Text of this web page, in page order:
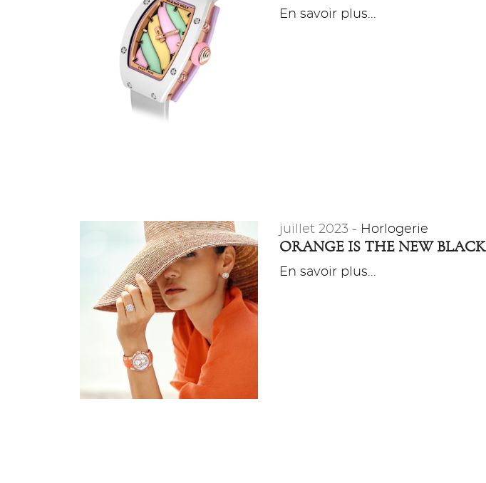
En savoir plus...
juillet 2023 - Horlogerie
ORANGE IS THE NEW BLACK
En savoir plus...